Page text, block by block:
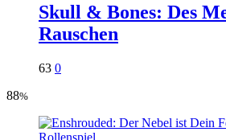
Skull & Bones: Des
Rauschen
63 0
88%
Rollenspiel